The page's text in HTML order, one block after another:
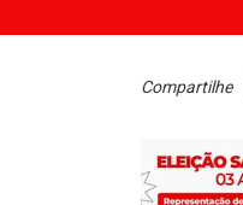
Compartilhe